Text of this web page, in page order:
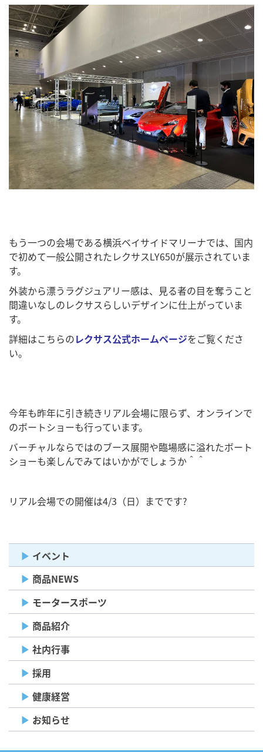
もう一つの会場である横浜ベイサイドマリーナでは、国内
で初めて一般公開されたレクサスLY650が展示されていま
す。
外装から漂うラグジュアリー感は、見る者の目を奪うこと
間違いなしのレクサスらしいデザインに仕上がっていま
す。
詳細はこちらのレクサス公式ホームページをご覧くださ
い。
今年も昨年に引き続きリアル会場に限らず、オンラインで
のボートショーも行っています。
バーチャルならではのブース展開や臨場感に溢れたボート
ショーも楽しんでみてはいかがでしょうか＾＾
リアル会場での開催は4/3（日）までです?
イベント
商品NEWS
モータースポーツ
商品紹介
社内行事
採用
健康経営
お知らせ